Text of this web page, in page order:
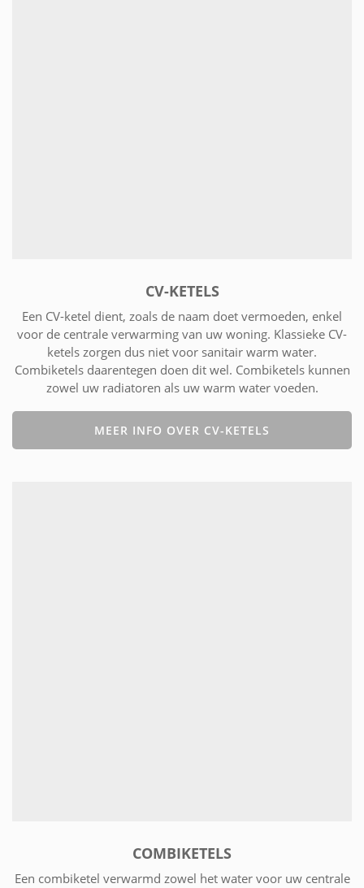
CV-KETELS
Een CV-ketel dient, zoals de naam doet vermoeden, enkel
voor de centrale verwarming van uw woning. Klassieke CV-
ketels zorgen dus niet voor sanitair warm water.
Combiketels daarentegen doen dit wel. Combiketels kunnen
zowel uw radiatoren als uw warm water voeden.
MEER INFO OVER CV-KETELS
COMBIKETELS
Een combiketel verwarmd zowel het water voor uw centrale